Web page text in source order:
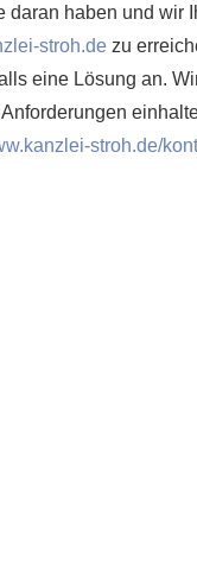
daran haben und wir
stroh.de zu
eine Lösung an.
stroh.de/